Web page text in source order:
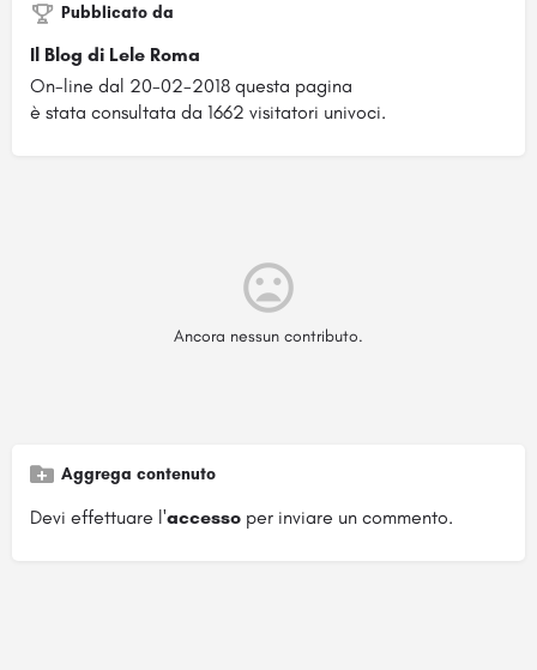
Pubblicato da
Il Blog di Lele Roma
On-line dal 20-02-2018 questa pagina
è stata consultata da 1662 visitatori univoci.
Ancora nessun contributo.
Aggrega contenuto
Devi effettuare l'accesso per inviare un commento.